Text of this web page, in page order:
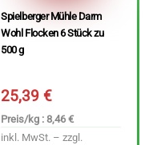
Spielberger Mühle Darm
Wohl Flocken 6 Stück zu
500 g
25,39€
Preis/kg : 8,46 €
inkl. MwSt. – zzgl.